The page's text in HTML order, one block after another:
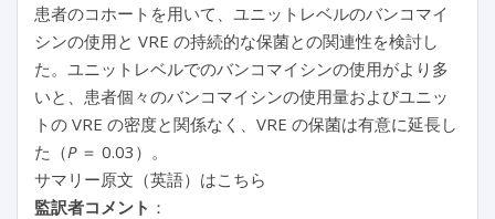
患者のコホートを用いて、ユニットレベルのバンコマイ
シンの使用と VRE の持続的な保菌との関連性を検討し
た。ユニットレベルでのバンコマイシンの使用がより多
いと、患者個々のバンコマイシンの使用量およびユニッ
トの VRE の密度と関係なく、VRE の保菌は有意に延長し
た（P＝ 0.03）。
サマリー原文（英語）はこちら
監訳者コメント ：